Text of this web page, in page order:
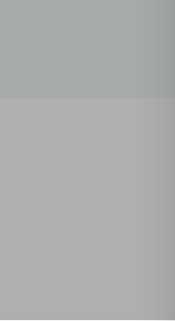
à 19h
et Août